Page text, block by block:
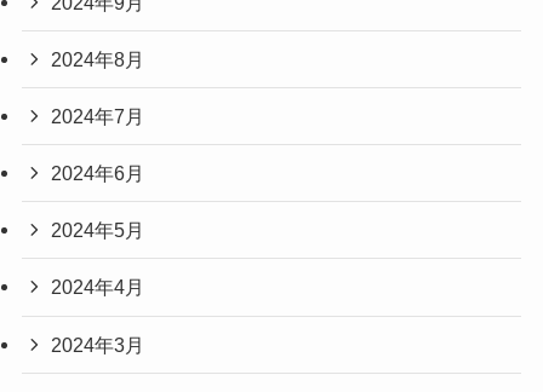
2024年8月
2024年7月
2024年6月
2024年5月
2024年4月
2024年3月